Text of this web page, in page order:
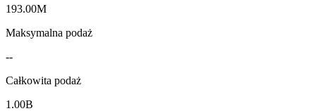
193.00M
Maksymalna podaż
--
Całkowita podaż
1.00B